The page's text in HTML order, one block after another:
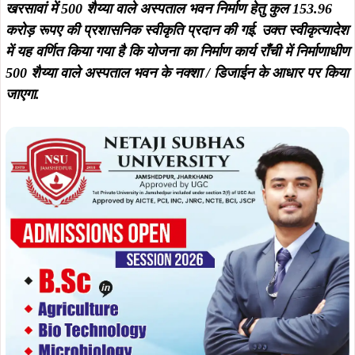
खरसावां में 500 शैय्या वाले अस्पताल भवन निर्माण हेतु कुल 153.96
करोड़ रूपए की प्रशासनिक स्वीकृति प्रदान की गई. उक्त स्वीकृत्यादेश
में यह वर्णित किया गया है कि योजना का निर्माण कार्य राँची में निर्माणाधीण
500 शैय्या वाले अस्पताल भवन के नक्शा / डिजाईन के आधार पर किया
जाएगा.